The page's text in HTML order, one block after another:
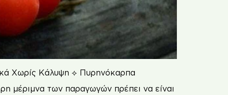
Χωρίς Κάλυψη ⟡ Πυρηνόκαρπα
μέριμνα των παραγωγών πρέπει να είναι